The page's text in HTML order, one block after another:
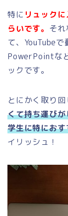
特に リュック
らいです。 そ
て、YouTube
PowerPointな
ックです。
とにかく取り回
くて持ち運び
学生に特にお
イリッシュ！